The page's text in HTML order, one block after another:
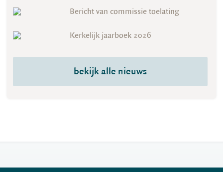
Bericht van commissie toelating
Kerkelijk jaarboek 2026
bekijk alle nieuws